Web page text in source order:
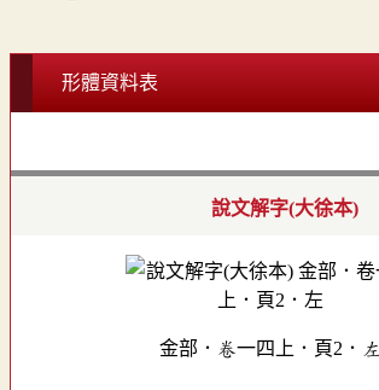
形體資料表
說文解字(大徐本)
金部．卷一四上．頁2．左